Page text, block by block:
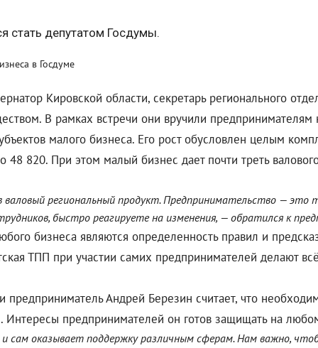
стать депутатом Госдумы.
Кировской области, секретарь регионального
В рамках встречи они вручили предпринимателям
малого бизнеса. Его рост обусловлен целым
820. При этом малый бизнес дает почти треть
региональный продукт. Предпринимательство —
быстро реагируете на изменения, — обратился к
бизнеса являются определенность правил и
ТПП при участии самих предпринимателей делают
Андрей Березин считает, что
Интересы предпринимателей он готов защищать на
сам оказывает поддержку различным сферам. Нам важно,